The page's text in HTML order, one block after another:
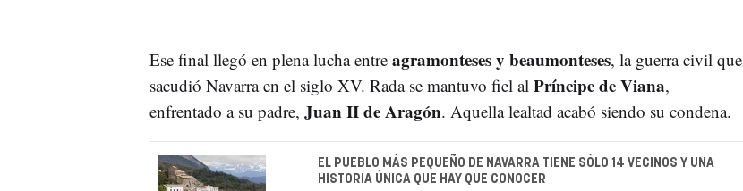
Ese final llegó en plena lucha entre agramonteses y beaumonteses, la guerra civil que
sacudió Navarra en el siglo XV. Rada se mantuvo fiel al Príncipe de Viana,
enfrentado a su padre, Juan II de Aragón. Aquella lealtad acabó siendo su condena.
EL PUEBLO MÁS PEQUEÑO DE NAVARRA TIENE SÓLO 14 VECINOS Y UNA
HISTORIA ÚNICA QUE HAY QUE CONOCER